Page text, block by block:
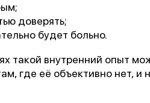
1 место
профиля»
доверять;
будет больно.
такой внутренний опыт
где её объективно нет, и